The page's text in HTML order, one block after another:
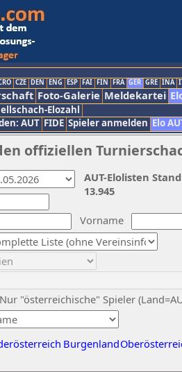
CZE DEN ENG ESP FAI FIN FRA GER GRE INA
Foto-Galerie Meldekartei
Elozahl
AUT FIDE Spieler anmelden Elo
offiziellen
Vorname
Nur "österreichische" Spieler
Burgenland
AUT-Elolisten
13.945